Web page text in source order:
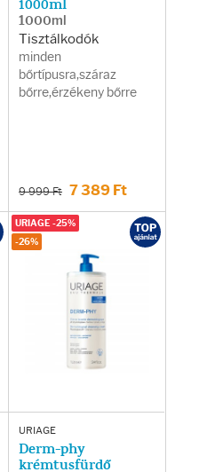
1000ml
1000ml
Tisztálkodók
minden
bőrtípusra,száraz
bőrre,érzékeny bőrre
9 999 Ft 7 389 Ft
URIAGE
Derm-phy
krémtusfürdő
URIAGE -25%
-26%